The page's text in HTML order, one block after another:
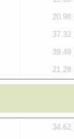
20.98
37.32
39.49
21.28
34.62